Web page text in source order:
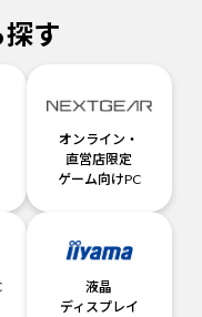
す
オンライン・
直営店限定
ゲーム向けPC
液晶
ディスプレイ